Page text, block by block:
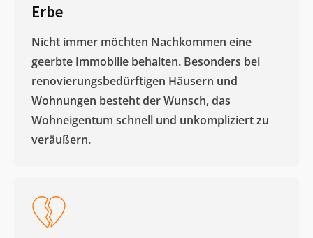
Erbe
Nicht immer möchten Nachkommen eine
geerbte Immobilie behalten. Besonders bei
renovierungsbedürftigen Häusern und
Wohnungen besteht der Wunsch, das
Wohneigentum schnell und unkompliziert zu
veräußern. ​